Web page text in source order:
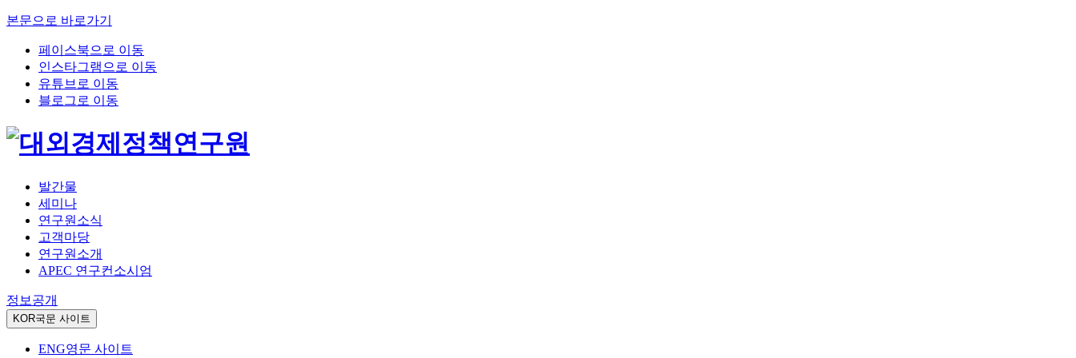
본문으로 바로가기
페이스북으로 이동
인스타그램으로 이동
유튜브로 이동
블로그로 이동
발간물
세미나
연구원소식
고객마당
연구원소개
APEC 연구컨소시엄
정보공개
KOR국문 사이트
ENG영문 사이트